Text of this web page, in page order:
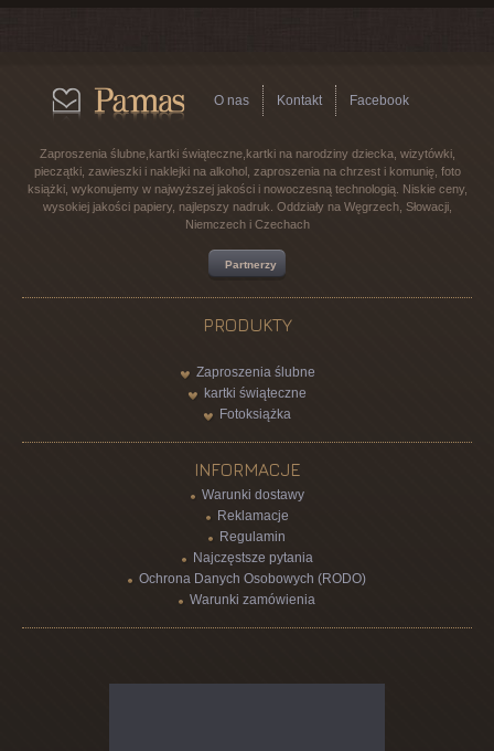
O nas Kontakt Facebook
Zaproszenia ślubne,kartki świąteczne,kartki na narodziny dziecka, wizytówki,
pieczątki, zawieszki i naklejki na alkohol, zaproszenia na chrzest i komunię, foto
książki, wykonujemy w najwyższej jakości i nowoczesną technologią. Niskie ceny,
wysokiej jakości papiery, najlepszy nadruk. Oddziały na Węgrzech, Słowacji,
Niemczech i Czechach
Partnerzy
PRODUKTY
Zaproszenia ślubne
kartki świąteczne
Fotoksiążka
INFORMACJE
Warunki dostawy
Reklamacje
Regulamin
Najczęstsze pytania
Ochrona Danych Osobowych (RODO)
Warunki zamówienia